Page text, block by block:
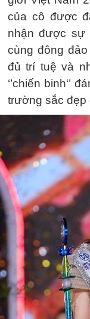
của cô được
nhận được sự
cùng đông
đủ trí tuệ và
‘’chiến binh‘’
trường sắc đẹp